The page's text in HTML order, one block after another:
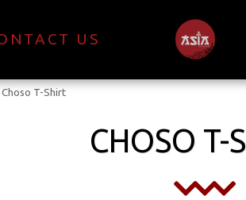
US
Choso T-Shirt
CHOSO T-